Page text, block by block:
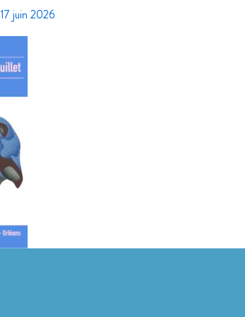
17 juin 2026